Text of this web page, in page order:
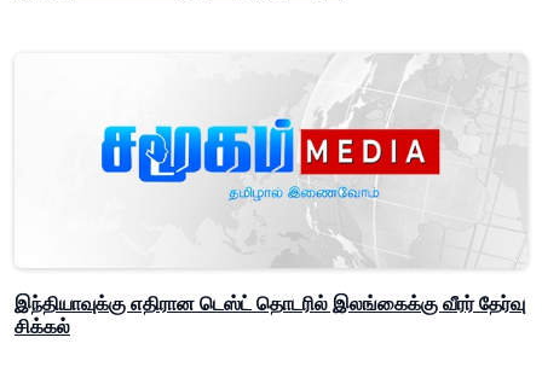
இந்தியாவுக்கு எதிரான டெஸ்ட் தொடரில் இலங்கைக்கு வீரர் தேர்வு
சிக்கல்